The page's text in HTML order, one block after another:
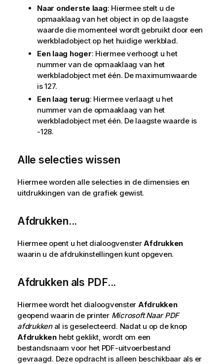
Naar onderste laag: Hiermee stelt u de
opmaaklaag van het object in op de laagste
waarde die momenteel wordt gebruikt door een
werkbladobject op het huidige werkblad.
Een laag hoger: Hiermee verhoogt u het
nummer van de opmaaklaag van het
werkbladobject met één. De maximumwaarde
is 127.
Een laag terug: Hiermee verlaagt u het
nummer van de opmaaklaag van het
werkbladobject met één. De laagste waarde is
-128.
Alle selecties wissen
Hiermee worden alle selecties in de dimensies en
uitdrukkingen van de grafiek gewist.
Afdrukken...
Hiermee opent u het dialoogvenster Afdrukken
waarin u de afdrukinstellingen kunt opgeven.
Afdrukken als PDF...
Hiermee wordt het dialoogvenster Afdrukken
geopend waarin de printer Microsoft Naar PDF
afdrukkenal is geselecteerd. Nadat u op de knop
Afdrukkenhebt geklikt, wordt om een
bestandsnaam voor het PDF-uitvoerbestand
gevraagd. Deze opdracht is alleen beschikbaar als er